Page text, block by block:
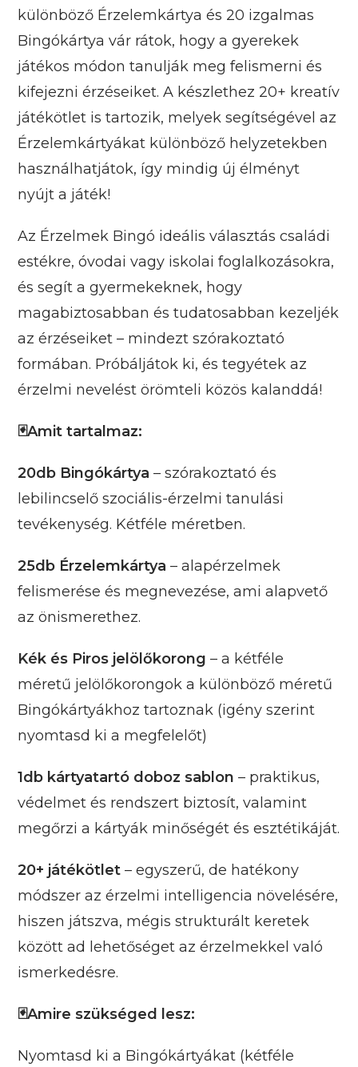
különböző Érzelemkártya és 20 izgalmas
Bingókártya vár rátok, hogy a gyerekek
játékos módon tanulják meg felismerni és
kifejezni érzéseiket. A készlethez 20+ kreatív
játékötlet is tartozik, melyek segítségével az
Érzelemkártyákat különböző helyzetekben
használhatjátok, így mindig új élményt
nyújt a játék!
Az Érzelmek Bingó ideális választás családi
estékre, óvodai vagy iskolai foglalkozásokra,
és segít a gyermekeknek, hogy
magabiztosabban és tudatosabban kezeljék
az érzéseiket – mindezt szórakoztató
formában. Próbáljátok ki, és tegyétek az
érzelmi nevelést örömteli közös kalanddá!
🃏Amit tartalmaz:
20db Bingókártya– szórakoztató és
lebilincselő szociális-érzelmi tanulási
tevékenység. Kétféle méretben.
25db Érzelemkártya – alapérzelmek
felismerése és megnevezése, ami alapvető
az önismerethez.
Kék és Piros jelölőkorong – a kétféle
méretű jelölőkorongok a különböző méretű
Bingókártyákhoz tartoznak (igény szerint
nyomtasd ki a megfelelőt)
1db kártyatartó doboz sablon – praktikus,
védelmet és rendszert biztosít, valamint
megőrzi a kártyák minőségét és esztétikáját.
20+ játékötlet – egyszerű, de hatékony
módszer az érzelmi intelligencia növelésére,
hiszen játszva, mégis strukturált keretek
között ad lehetőséget az érzelmekkel való
ismerkedésre.
🃏Amire szükséged lesz:
Nyomtasd ki a Bingókártyákat (kétféle